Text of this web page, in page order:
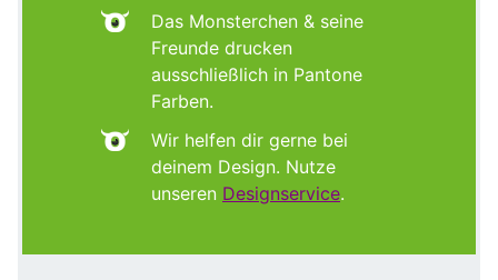
Das Monsterchen & seine
Freunde drucken
ausschließlich in Pantone
Farben.
Wir helfen dir gerne bei
deinem Design. Nutze
unseren Designservice.